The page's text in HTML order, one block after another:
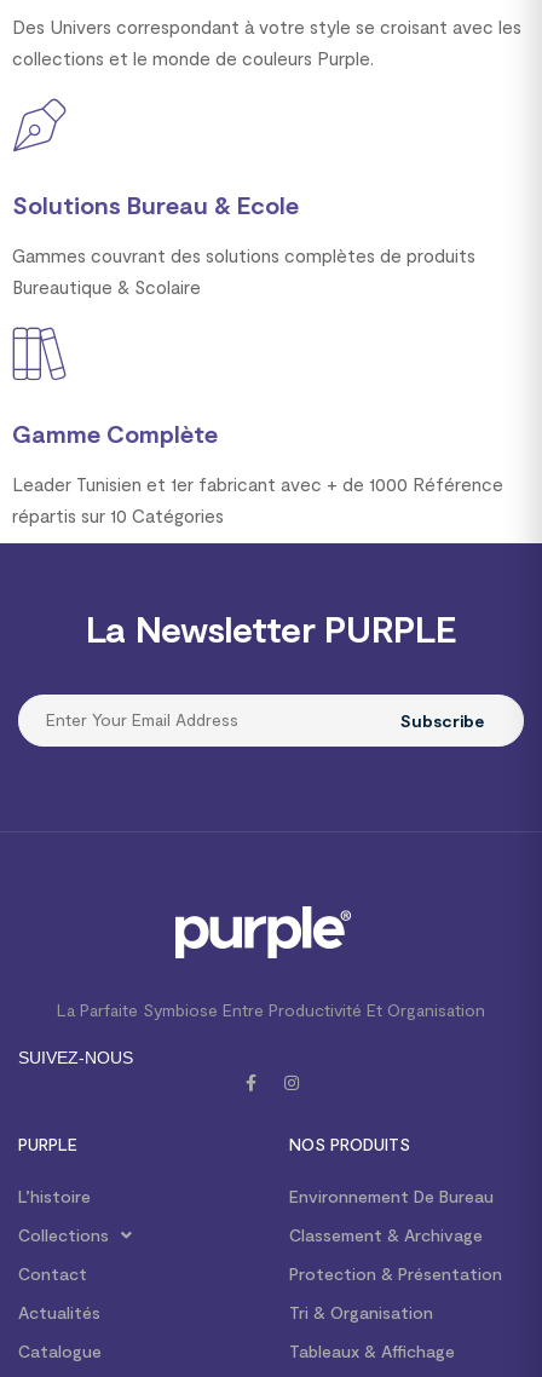
Des Univers correspondant à votre style se croisant avec les
collections et le monde de couleurs Purple.
Solutions Bureau & Ecole
Gammes couvrant des solutions complètes de produits
Bureautique & Scolaire
Gamme Complète
Leader Tunisien et 1er fabricant avec + de 1000 Référence
répartis sur 10 Catégories
La Newsletter PURPLE
Subscribe
La Parfaite Symbiose Entre Productivité Et Organisation
SUIVEZ-NOUS
PURPLE
L’histoire
Collections
Contact
Actualités
Catalogue
NOS PRODUITS
Environnement De Bureau
Classement & Archivage
Protection & Présentation
Tri & Organisation
Tableaux & Affichage